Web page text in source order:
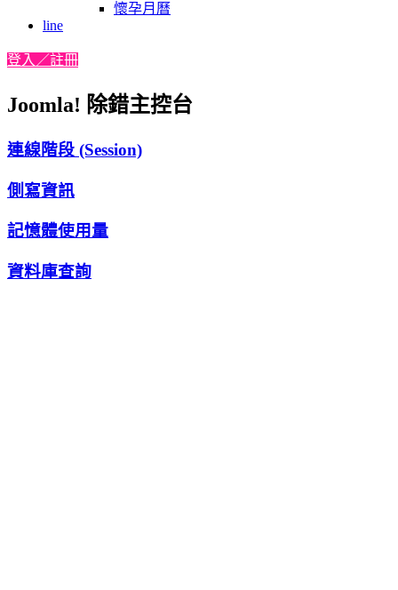
懷孕月曆
line
登入／註冊
Joomla! 除錯主控台
連線階段 (Session)
側寫資訊
記憶體使用量
資料庫查詢